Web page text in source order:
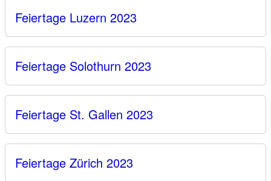
Feiertage Luzern 2023
Feiertage Solothurn 2023
Feiertage St. Gallen 2023
Feiertage Zürich 2023